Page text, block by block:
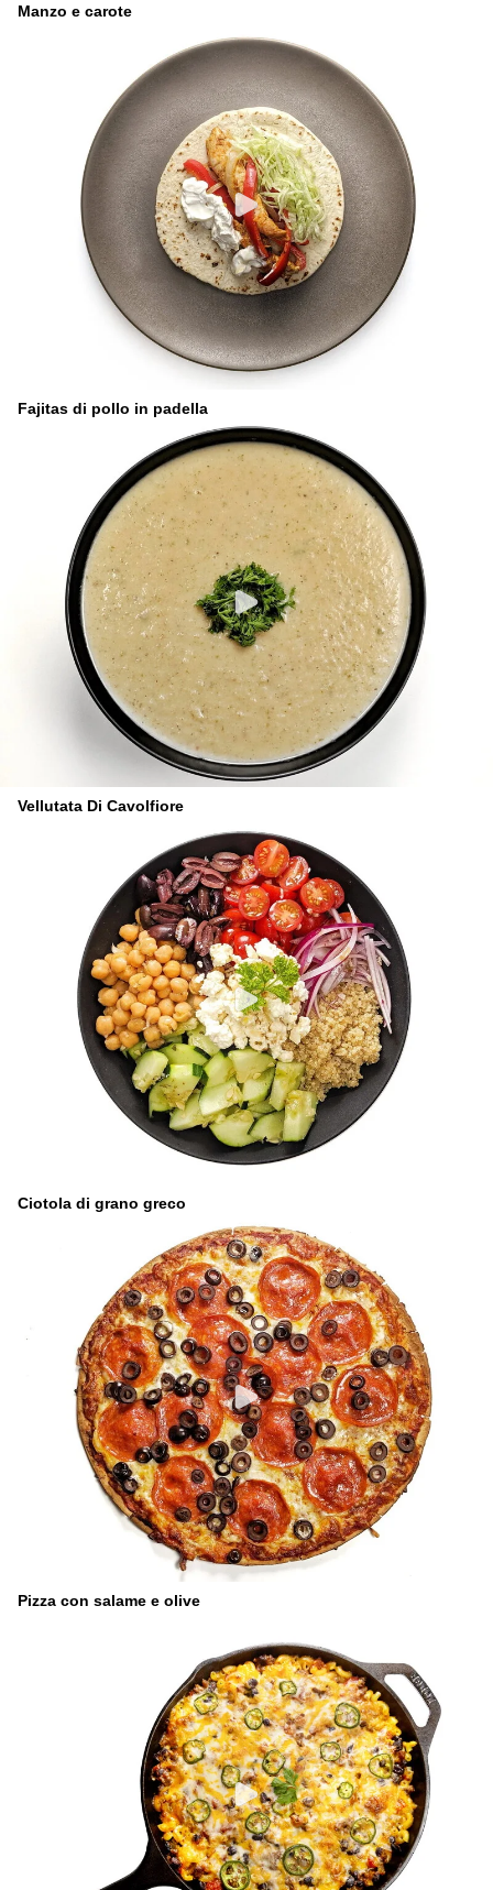
Manzo e carote
Fajitas di pollo in padella
Vellutata Di Cavolfiore
Ciotola di grano greco
Pizza con salame e olive